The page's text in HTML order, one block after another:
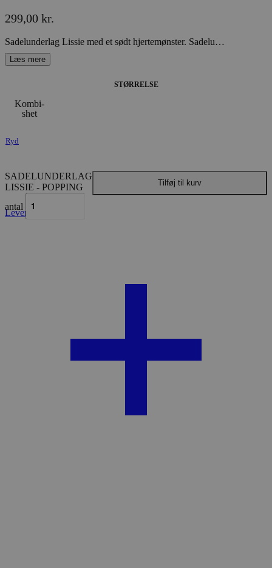
299,00 kr.
Sadelunderlag Lissie med et sødt hjertemønster. Sadelunderlaget er dekoreret med en flot glitterpipe og flæsekant.
STØRRELSE
Kombi-
shet
Ryd
SADELUNDERLAG
LISSIE - POPPING
antal
Tilføj til kurv
Levering & fragt